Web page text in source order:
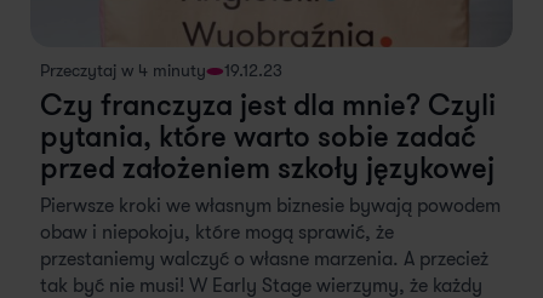
Przeczytaj w 4 minuty 19.12.23
Czy franczyza jest dla mnie? Czyli
pytania, które warto sobie zadać
przed założeniem szkoły językowej
Pierwsze kroki we własnym biznesie bywają powodem
obaw i niepokoju, które mogą sprawić, że
przestaniemy walczyć o własne marzenia. A przecież
tak być nie musi! W Early Stage wierzymy, że każdy